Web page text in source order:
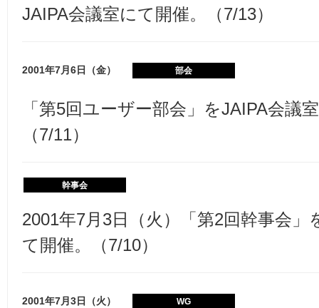
JAIPA会議室にて開催。（7/13）
2001年7月6日（金） 部会
「第5回ユーザー部会」をJAIPA会議
（7/11）
幹事会
2001年7月3日（火）「第2回幹事会」
て開催。（7/10）
2001年7月3日（火） WG